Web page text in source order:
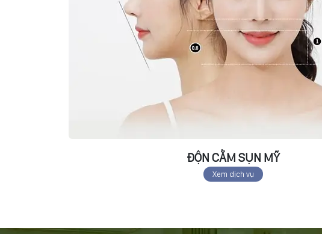
ĐỘN CẰM SỤN MỸ
Xem dịch vụ